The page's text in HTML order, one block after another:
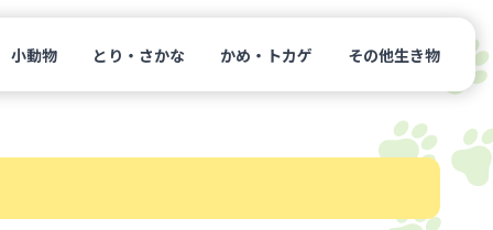
小動物 とり・さかな かめ・トカゲ その他生き物